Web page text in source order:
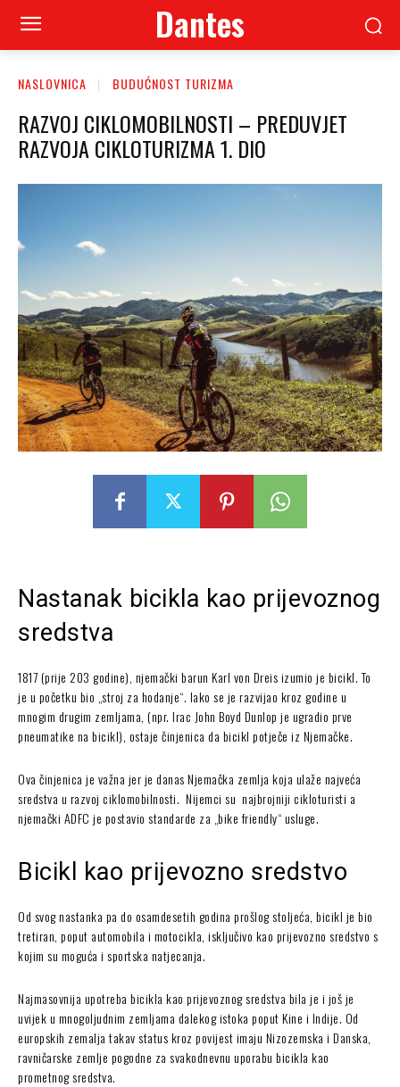
Dantes
NASLOVNICA BUDUĆNOST TURIZMA
RAZVOJ CIKLOMOBILNOSTI – PREDUVJET
RAZVOJA CIKLOTURIZMA 1. DIO
Nastanak bicikla kao prijevoznog
sredstva
1817 (prije 203 godine), njemački barun Karl von Dreis izumio je bicikl. To
je u početku bio „stroj za hodanje“. Iako se je razvijao kroz godine u
mnogim drugim zemljama, (npr. Irac John Boyd Dunlop je ugradio prve
pneumatike na bicikl), ostaje činjenica da bicikl potječe iz Njemačke.
Ova činjenica je važna jer je danas Njemačka zemlja koja ulaže najveća
sredstva u razvoj ciklomobilnosti. Nijemci su najbrojniji cikloturisti a
njemački ADFC je postavio standarde za „bike friendly“ usluge.
Bicikl kao prijevozno sredstvo
Od svog nastanka pa do osamdesetih godina prošlog stoljeća, bicikl je bio
tretiran, poput automobila i motocikla, isključivo kao prijevozno sredstvo s
kojim su moguća i sportska natjecanja.
Najmasovnija upotreba bicikla kao prijevoznog sredstva bila je i još je
uvijek u mnogoljudnim zemljama dalekog istoka poput Kine i Indije. Od
europskih zemalja takav status kroz povijest imaju Nizozemska i Danska,
ravničarske zemlje pogodne za svakodnevnu uporabu bicikla kao
prometnog sredstva.